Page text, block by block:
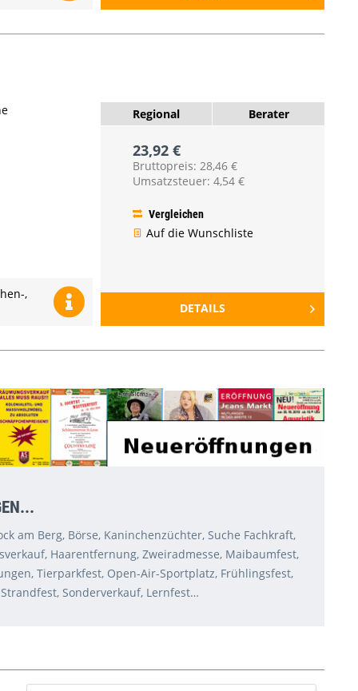
,
Regional Berater
23,92 €
Bruttopreis: 28,46 €
Umsatzsteuer: 4,54 €
Vergleichen
Auf die Wunschliste
DETAILS
am Berg, Börse, Kaninchenzüchter, Suche Fachkraft,
Haarentfernung, Zweiradmesse, Maibaumfest,
Tierparkfest, Open-Air-Sportplatz, Frühlingsfest,
Sonderverkauf, Lernfest…